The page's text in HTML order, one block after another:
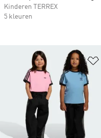
Kinderen TERREX
5 kleuren